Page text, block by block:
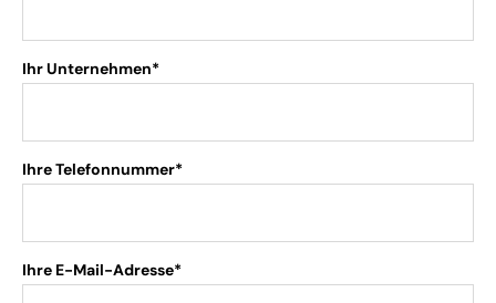
Ihr Unternehmen*
Ihre Telefonnummer*
Ihre E-Mail-Adresse*